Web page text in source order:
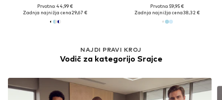
Prvotno: 44,99 €
Zadnja najnižja cena29,67 €
Prvotno: 59,95 €
Zadnja najnižja cena38,32 €
NAJDI PRAVI KROJ
Vodič za kategorijo Srajce